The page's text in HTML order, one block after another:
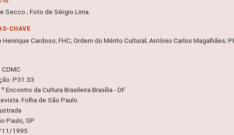
Secco ; Foto de Sérgio Lima.
CHAVE
Henrique Cardoso; FHC; Ordem do Mérito Cultural; Antônio Carlos Magalhães;
P31.33
Encontro da Cultura Brasileira Brasília - DF
Folha de São Paulo
Paulo, SP
11/1995